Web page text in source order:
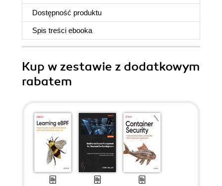
Dostępność produktu
Spis treści ebooka
Kup w zestawie z dodatkowym
rabatem